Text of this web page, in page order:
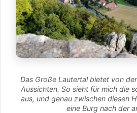
Das Große Lautertal bietet von
Aussichten. So sieht für mich die
aus, und genau zwischen diesen
eine Burg nach der